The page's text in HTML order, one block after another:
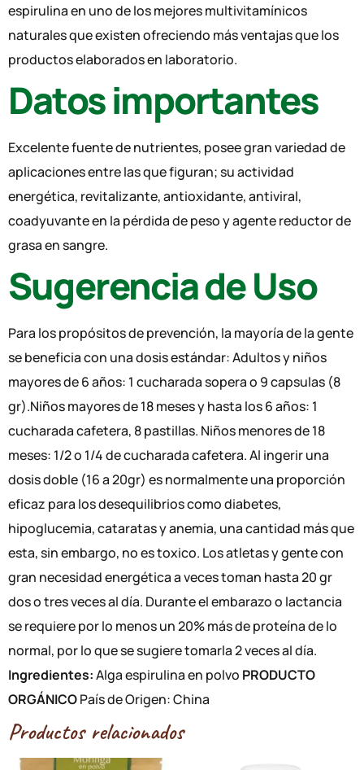
espirulina en uno de los mejores multivitamínicos
naturales que existen ofreciendo más ventajas que los
productos elaborados en laboratorio.
Datos importantes
Excelente fuente de nutrientes, posee gran variedad de
aplicaciones entre las que figuran; su actividad
energética, revitalizante, antioxidante, antiviral,
coadyuvante en la pérdida de peso y agente reductor de
grasa en sangre.
Sugerencia de Uso
Para los propósitos de prevención, la mayoría de la gente
se beneficia con una dosis estándar: Adultos y niños
mayores de 6 años: 1 cucharada sopera o 9 capsulas (8
gr).Niños mayores de 18 meses y hasta los 6 años: 1
cucharada cafetera, 8 pastillas. Niños menores de 18
meses: 1/2 o 1/4 de cucharada cafetera. Al ingerir una
dosis doble (16 a 20gr) es normalmente una proporción
eficaz para los desequilibrios como diabetes,
hipoglucemia, cataratas y anemia, una cantidad más que
esta, sin embargo, no es toxico. Los atletas y gente con
gran necesidad energética a veces toman hasta 20 gr
dos o tres veces al día. Durante el embarazo o lactancia
se requiere por lo menos un 20% más de proteína de lo
normal, por lo que se sugiere tomarla 2 veces al día.
Ingredientes:Alga espirulina en polvo PRODUCTO
ORGÁNICOPaís de Origen: China
Productos relacionados